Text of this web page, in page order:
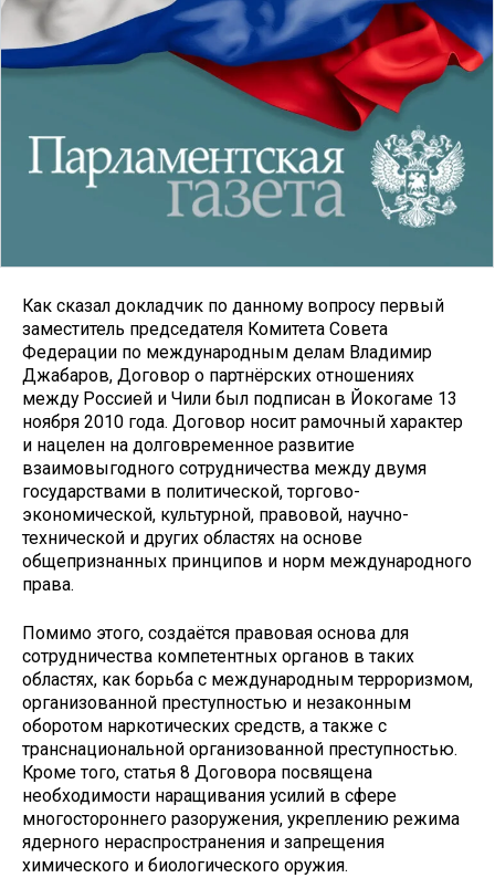
Как сказал докладчик по данному вопросу первый
заместитель председателя Комитета Совета
Федерации по международным делам Владимир
Джабаров, Договор о партнёрских отношениях
между Россией и Чили был подписан в Йокогаме 13
ноября 2010 года. Договор носит рамочный характер
и нацелен на долговременное развитие
взаимовыгодного сотрудничества между двумя
государствами в политической, торгово-
экономической, культурной, правовой, научно-
технической и других областях на основе
общепризнанных принципов и норм международного
права.
Помимо этого, создаётся правовая основа для
сотрудничества компетентных органов в таких
областях, как борьба с международным терроризмом,
организованной преступностью и незаконным
оборотом наркотических средств, а также с
транснациональной организованной преступностью.
Кроме того, статья 8 Договора посвящена
необходимости наращивания усилий в сфере
многостороннего разоружения, укреплению режима
ядерного нераспространения и запрещения
химического и биологического оружия.